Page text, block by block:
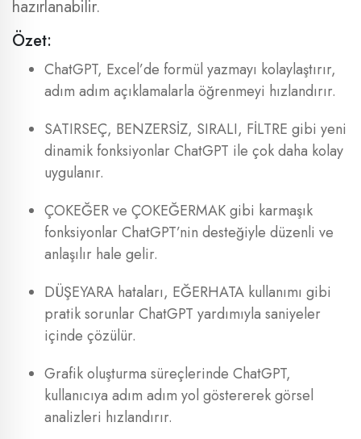
hazırlanabilir.
Özet:
ChatGPT, Excel’de formül yazmayı kolaylaştırır,
adım adım açıklamalarla öğrenmeyi hızlandırır.
SATIRSEÇ, BENZERSİZ, SIRALI, FİLTRE gibi yeni
dinamik fonksiyonlar ChatGPT ile çok daha kolay
uygulanır.
ÇOKEĞER ve ÇOKEĞERMAK gibi karmaşık
fonksiyonlar ChatGPT’nin desteğiyle düzenli ve
anlaşılır hale gelir.
DÜŞEYARA hataları, EĞERHATA kullanımı gibi
pratik sorunlar ChatGPT yardımıyla saniyeler
içinde çözülür.
Grafik oluşturma süreçlerinde ChatGPT,
kullanıcıya adım adım yol göstererek görsel
analizleri hızlandırır.